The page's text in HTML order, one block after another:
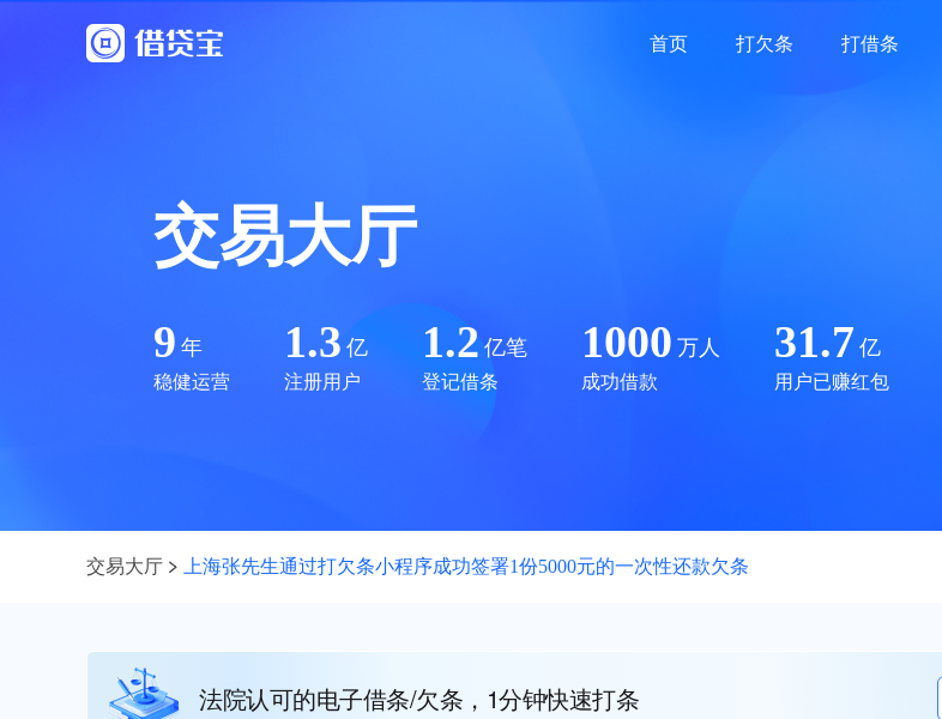
首页 打欠条 打借条
交易大厅
9 年
稳健运营
1.3 亿
注册用户
1.2 亿笔
登记借条
1000 万人
成功借款
31.7 亿
用户已赚红包
交易大厅 上海张先生通过打欠条小程序成功签署1份5000元的一次性还款欠条
法院认可的电子借条/欠条，1分钟快速打条